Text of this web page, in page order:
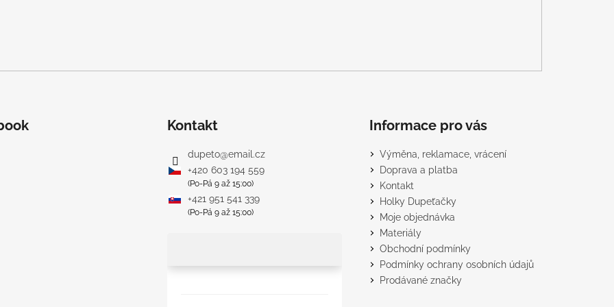
Kontakt
dupeto@email.cz
+420 603 194 559
(Po-Pá 9 až 15:00)
+421 951 541 339
(Po-Pá 9 až 15:00)
Informace pro vás
Výměna, reklamace, vrácení
Doprava a platba
Kontakt
Holky Dupeťačky
Moje objednávka
Materiály
Obchodní podmínky
Podmínky ochrany osobních údajů
Prodávané značky